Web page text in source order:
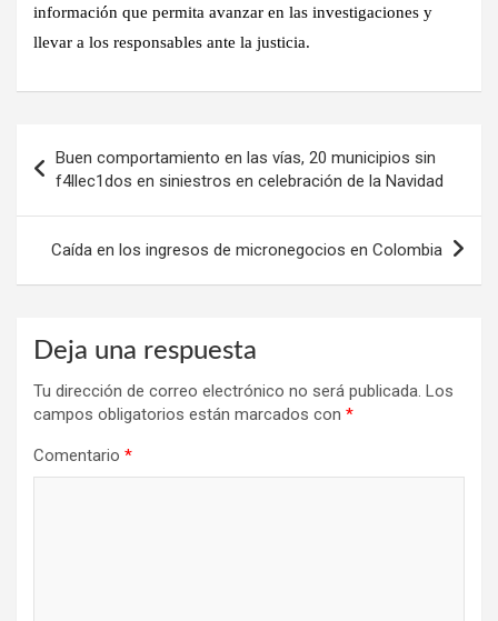
información que permita avanzar en las investigaciones y
llevar a los responsables ante la justicia.
de
entradas
Buen comportamiento en las vías, 20 municipios sin
f4llec1dos en siniestros en celebración de la Navidad
Caída en los ingresos de micronegocios en Colombia
Deja una respuesta
Tu dirección de correo electrónico no será publicada. Los
campos obligatorios están marcados con *
Comentario *